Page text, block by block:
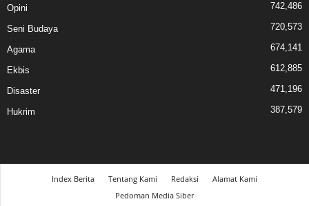
Opini 742,486
Seni Budaya 720,573
Agama 674,141
Ekbis 612,885
Disaster 471,196
Hukrim 387,579
Index Berita Tentang Kami Redaksi
Alamat Kami
Pedoman Media Siber